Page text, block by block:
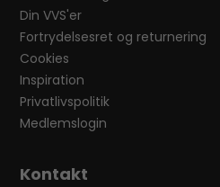
Din VVS'er
Fortrydelsesret og returnering
Cookies
Inspiration
Privatlivspolitik
Medlemslogin